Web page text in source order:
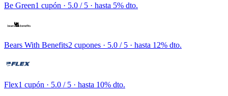
Be Green1 cupón · 5.0 / 5 · hasta 5% dto.
Bears With Benefits2 cupones · 5.0 / 5 · hasta 12% dto.
Flex1 cupón · 5.0 / 5 · hasta 10% dto.